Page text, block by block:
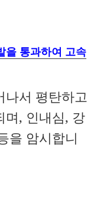
을 통과하여 고속
나서 평탄하고
며, 인내심, 강
을 암시합니